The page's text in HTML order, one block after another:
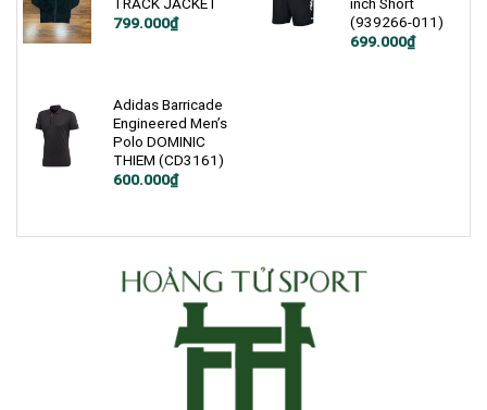
Giá
799.000₫
Giá
(939266-011)
Giá
699.000₫
Giá
Adidas Barricade
Engineered Men’s
Polo DOMINIC
THIEM (CD3161)
Giá
600.000₫
Giá
600.000₫.